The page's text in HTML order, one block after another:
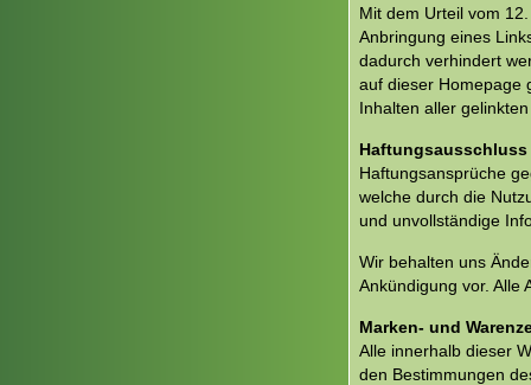
Mit dem Urteil vom
Anbringung eines
dadurch verhindert
auf dieser Homepage
Inhalten aller
Haftungsausschluss
Haftungsansprüche
welche durch die
und unvollständige
Wir behalten uns
Ankündigung vor. Alle
Marken- und
Alle innerhalb dieser
den Bestimmungen